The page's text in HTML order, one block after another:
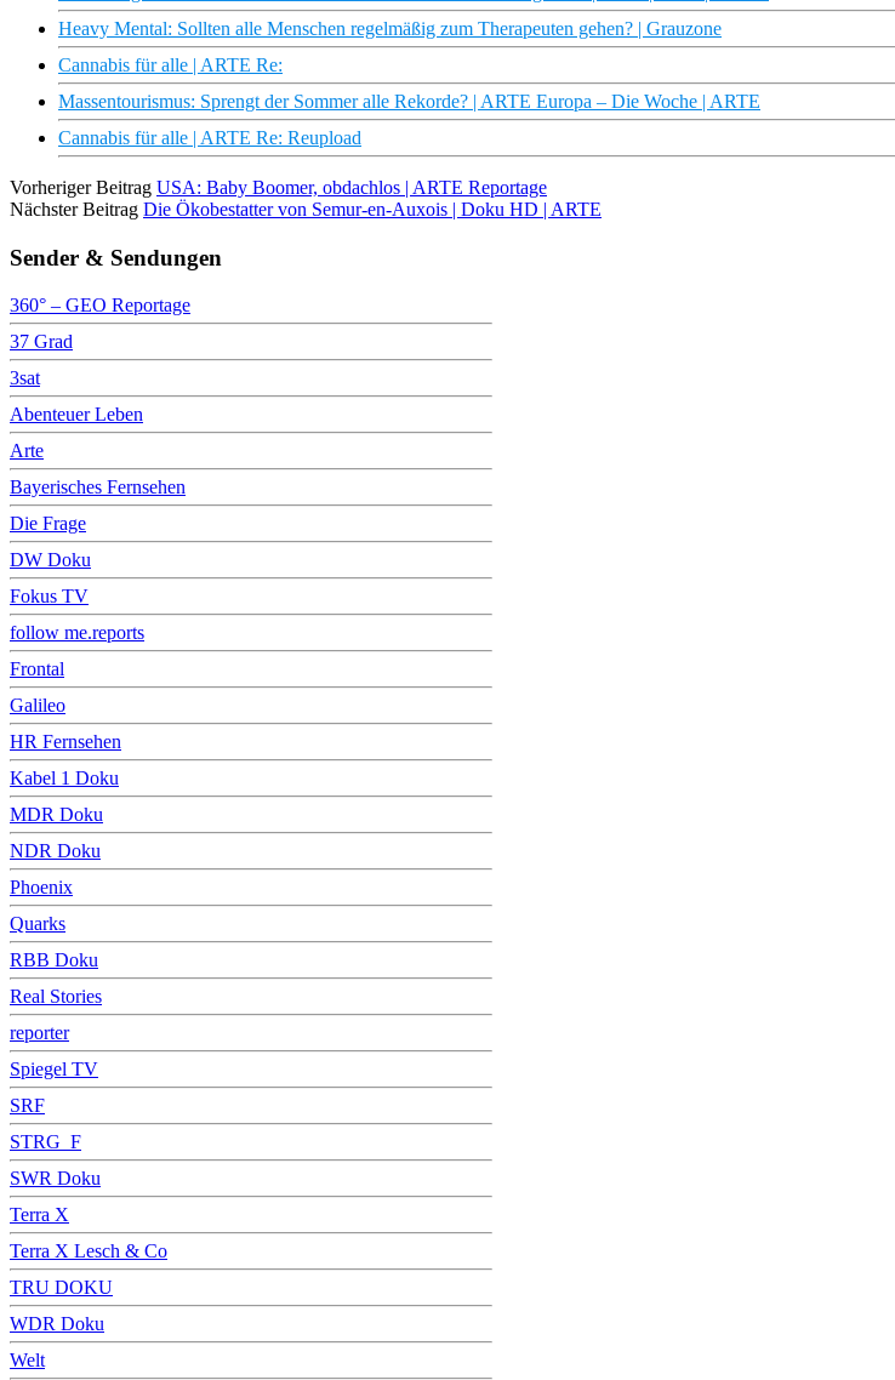
Heavy Mental: Sollten alle Menschen regelmäßig zum Therapeuten gehen? | Grauzone
Cannabis für alle | ARTE Re:
Massentourismus: Sprengt der Sommer alle Rekorde? | ARTE Europa – Die Woche | ARTE
Cannabis für alle | ARTE Re: Reupload
Vorheriger Beitrag USA: Baby Boomer, obdachlos | ARTE Reportage
Nächster Beitrag Die Ökobestatter von Semur-en-Auxois | Doku HD | ARTE
Sender & Sendungen
360° – GEO Reportage
37 Grad
3sat
Abenteuer Leben
Arte
Bayerisches Fernsehen
Die Frage
DW Doku
Fokus TV
follow me.reports
Frontal
Galileo
HR Fernsehen
Kabel 1 Doku
MDR Doku
NDR Doku
Phoenix
Quarks
RBB Doku
Real Stories
reporter
Spiegel TV
SRF
STRG_F
SWR Doku
Terra X
Terra X Lesch & Co
TRU DOKU
WDR Doku
Welt